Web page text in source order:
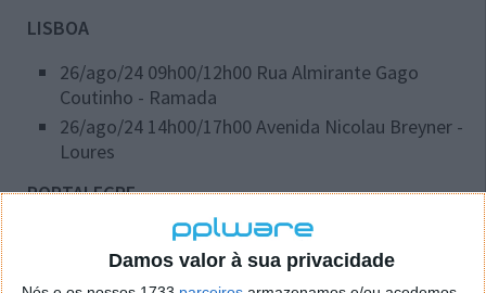
Damos valor à sua privacidade
LISBOA
26/ago/24 09h00/12h00 Rua Almirante Gago
Coutinho - Ramada
26/ago/24 14h00/17h00 Avenida Nicolau Breyner -
Loures
PORTALEGRE
27/ago/24 17h00/19h00 N246 - Portalegre